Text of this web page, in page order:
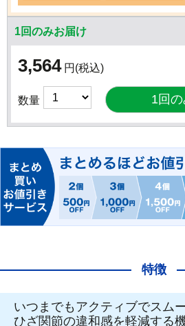
1回のみお届け
3,564 円 (税込)
数量
特徴
いつまでもアクティブでスム
ひざ関節の違和感を軽減する